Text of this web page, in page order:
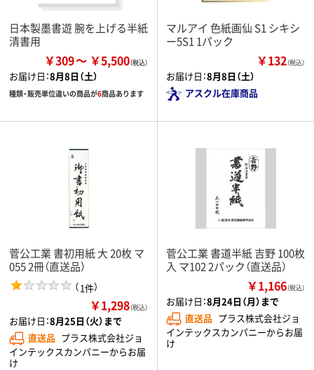
日本製墨書遊 腕を上げる半紙
清書用
￥309 ￥5,500
お届け日：8月8日（土）
種類・販売単位違いの商品が6商品あります
マルアイ 色紙画仙 S1 シキシ
ー5S1 1パック
￥132（税込）
お届け日：8月8日（土）
アスクル在庫商品
菅公工業 書初用紙 大 20枚 マ
055 2冊（直送品）
（1件）
￥1,298（税込）
お届け日：8月25日（火）まで
直送品 プラス株式会社ジョ
インテックスカンパニーからお届
け
菅公工業 書道半紙 吉野 100枚
入 マ102 2パック（直送品）
￥1,166（税込）
お届け日：8月24日（月）まで
直送品 プラス株式会社ジョ
インテックスカンパニーからお届
け